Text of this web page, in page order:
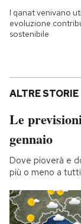
I qanat venivano
evoluzione
sostenibile
ALTRE STORIE
Le
gennaio
Dove pioverà e
più o meno a tutti